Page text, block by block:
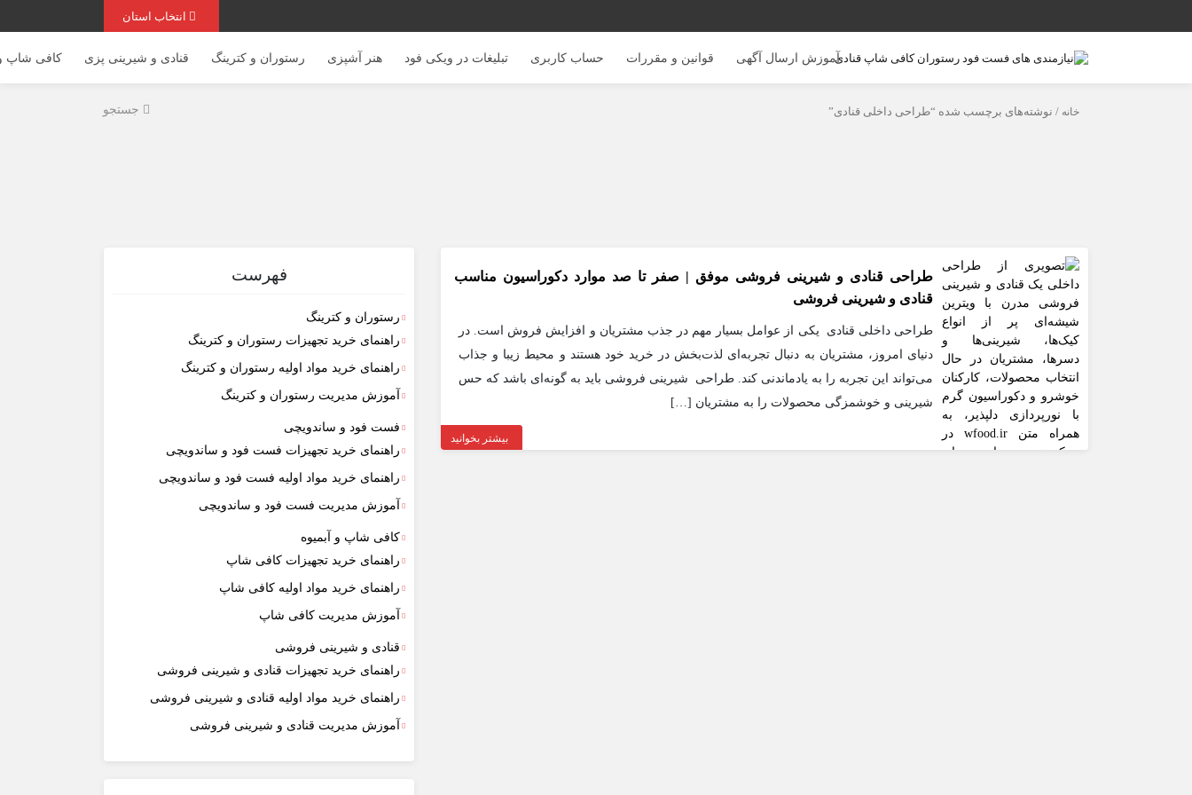
آموزش ارسال آگهی قوانین و مقررات حساب کاربری تبلیغات در ویکی فود هنر آشپزی رستوران و کترینگ قنادی و شیرینی پزی کافی شاپ و
جستجو خانه / نوشته‌های برچسب شده “طراحی داخلی قنادی”
طراحی قنادی و شیرینی فروشی موفق‌ | صفر تا صد موارد دکوراسیون مناسب
قنادی و شیرینی فروشی
طراحی داخلی قنادی یکی از عوامل بسیار مهم در جذب مشتریان و افزایش فروش است. در
دنیای امروز، مشتریان به دنبال تجربه‌ای لذت‌بخش در خرید خود هستند و محیط زیبا و جذاب
می‌تواند این تجربه را به یادماندنی کند. طراحی شیرینی فروشی باید به گونه‌ای باشد که حس
شیرینی و خوشمزگی محصولات را به مشتریان […]
بیشتر بخوانید
فهرست
رستوران و کترینگ
راهنمای خرید تجهیزات رستوران و کترینگ
راهنمای خرید مواد اولیه رستوران و کترینگ
آموزش مدیریت رستوران و کترینگ
فست فود و ساندویچی
راهنمای خرید تجهیزات فست فود و ساندویچی
راهنمای خرید مواد اولیه فست فود و ساندویچی
آموزش مدیریت فست فود و ساندویچی
کافی شاپ و آبمیوه
راهنمای خرید تجهیزات کافی شاپ
راهنمای خرید مواد اولیه کافی‌ شاپ‌
آموزش مدیریت کافی شاپ
قنادی و شیرینی فروشی
راهنمای خرید تجهیزات قنادی و شیرینی فروشی
راهنمای خرید مواد اولیه قنادی و شیرینی فروشی
آموزش مدیریت قنادی و شیرینی فروشی